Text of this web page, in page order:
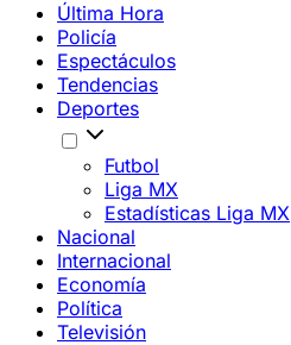
Última Hora
Policía
Espectáculos
Tendencias
Deportes
Futbol
Liga MX
Estadísticas Liga MX
Nacional
Internacional
Economía
Política
Televisión